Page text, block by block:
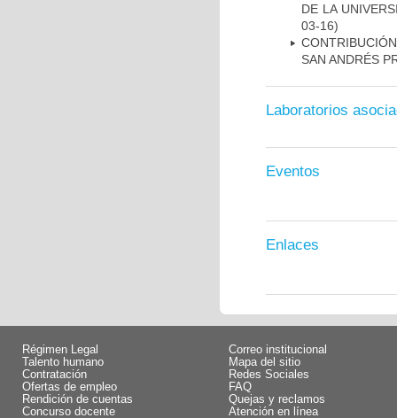
DE LA
03-16)
SAN ANDRÉS
Laboratorios
Eventos
Enlaces
Régimen Legal
Talento humano
Contratación
Ofertas de empleo
Rendición de cuentas
Concurso docente
Correo institucional
Mapa del sitio
Redes Sociales
FAQ
Quejas y reclamos
Atención en línea